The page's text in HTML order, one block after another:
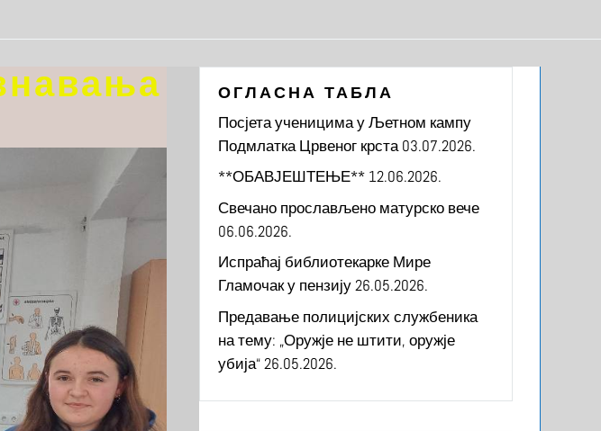
ОГЛАСНА ТАБЛА
Посјета ученицима у Љетном кампу
Подмлатка Црвеног крста 03.07.2026.
**ОБАВЈЕШТЕЊЕ** 12.06.2026.
Свечано прослављено матурско вече
06.06.2026.
Испраћај библиотекарке Мире
Гламочак у пензију26.05.2026.
Предавање полицијских службеника
на тему: „Оружје не штити, оружје
убија“26.05.2026.